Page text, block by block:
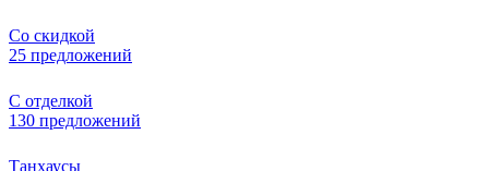
Со скидкой
25 предложений
С отделкой
130 предложений
Танхаусы